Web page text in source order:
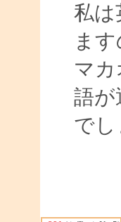
私は
ま
マ
語が
で